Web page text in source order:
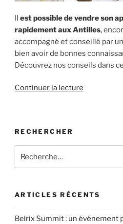
Il est possible de vendre son
rapidement aux Antilles,
accompagné et conseillé par
bien avoir de bonnes
Découvrez nos conseils dans
Continuer la lecture
aux
:
conseils »
RECHERCHER
pour
ARTICLES RÉCENTS
Belrix Summit : un événement